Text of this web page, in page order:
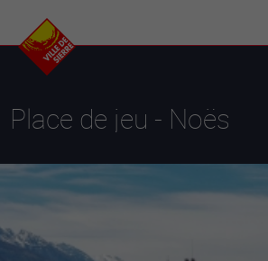
Place de jeu - Noës